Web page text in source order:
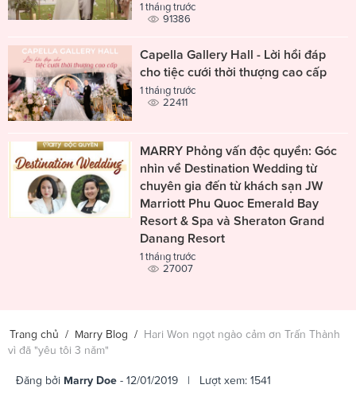
1 tháng trước
91386
Capella Gallery Hall - Lời hồi đáp
cho tiệc cưới thời thượng cao cấp
1 tháng trước
22411
MARRY Phỏng vấn độc quyền: Góc
nhìn về Destination Wedding từ
chuyên gia đến từ khách sạn JW
Marriott Phu Quoc Emerald Bay
Resort & Spa và Sheraton Grand
Danang Resort
1 tháng trước
27007
Trang chủ / Marry Blog / Hari Won ngọt ngào cảm ơn Trấn Thành
vì đã "yêu tôi 3 năm"
Đăng bởi Marry Doe - 12/01/2019 | Lượt xem: 1541